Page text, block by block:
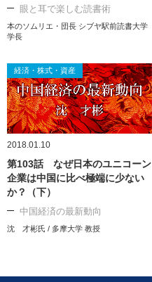
眼と耳で楽しむ読書術
本のソムリエ・団長 シブヤ駅前読書大学
学長
経済・株式・資産
2018.01.10
第103話 なぜ日本のユニコーン
企業は中国に比べ極端に少ない
か？（下）
中国経済の最新動向
沈 才彬氏 / 多摩大学 教授